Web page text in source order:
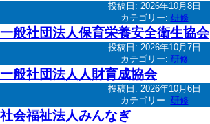
投稿日: 2026年10月8日
カテゴリー: 研修
一般社団法人保育栄養安全衛生協会
投稿日: 2026年10月7日
カテゴリー: 研修
一般社団法人人財育成協会
投稿日: 2026年10月6日
カテゴリー: 研修
社会福祉法人みんなぎ